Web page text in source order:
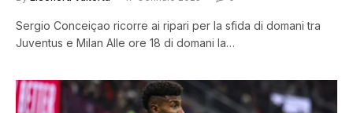
Sergio Conceiçao ricorre ai ripari per la sfida di domani tra
Juventus e Milan Alle ore 18 di domani la…